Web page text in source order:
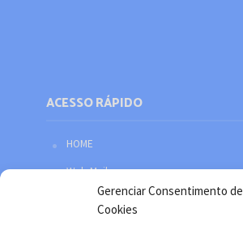
Gerenciar Consentimento de
Cookies
ACESSO RÁPIDO
HOME
Web Mail
Política de privacidade